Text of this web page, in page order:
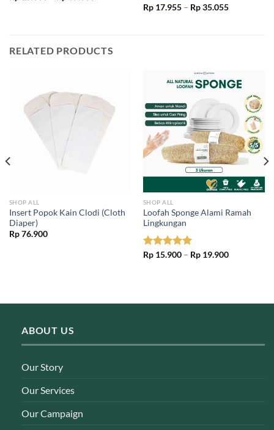
Rated4.67
Rp17.955 – Rp35.055Price
RELATED PRODUCTS
SHOP ALL
Insert Popok Kain Clodi (Cloth
Diaper)
Rp76.900
SHOP ALL
Loofah Sponge Alami Ramah
Lingkungan
Rated5.00
Rp15.900 – Rp19.900Price
ABOUT US
Our Story
Our Services
Our Campaign